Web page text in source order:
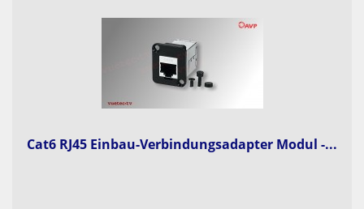
Cat6 RJ45 Einbau-Verbindungsadapter Modul -...